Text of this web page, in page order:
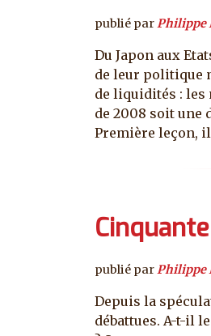
publié parPhilippe
Du Japon aux
de leur politique
de liquidités : les
de 2008 soit une
Première leçon,
publié par Philippe
Depuis la
débattues. A-t-il